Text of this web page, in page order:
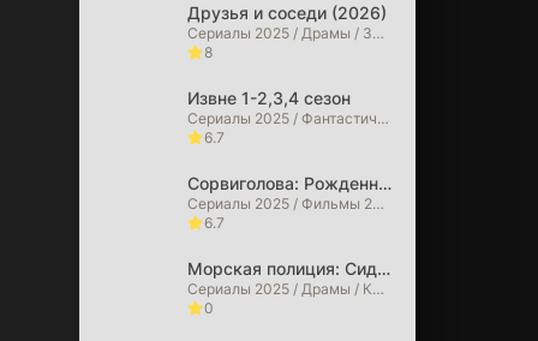
Друзья и соседи (2026)
Сериалы 2025 / Драмы / Зарубежные сериалы / Сериалы 2026 года
8
Извне 1-2,3,4 сезон
Сериалы 2025 / Фантастические / Детективы / Драмы / Триллеры / Ужасы / Фильмы 2025 / Фильмы 2026 / Зарубежные сериалы / Сериалы 2026 года
6.7
Сорвиголова: Рожденный заново (2026)
Сериалы 2025 / Фильмы 2025 / Фильмы в 4K / Криминальные фильмы / Боевики / Драмы / Фильмы-приключения / Триллеры / Фэнтези / Фантастические / Сериалы 2026 года / Фильмы 2026
6.7
Морская полиция: Сидней (2026)
Сериалы 2025 / Драмы / Криминальные фильмы / Сериалы 2026 года
0